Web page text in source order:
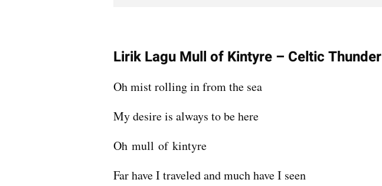
Lirik Lagu Mull of Kintyre – Celtic Thunder
Oh mist rolling in from the sea
My desire is always to be here
Oh mull of kintyre
Far have I traveled and much have I seen